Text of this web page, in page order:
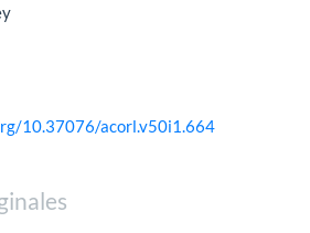
10.37076/acorl.v50i1.664